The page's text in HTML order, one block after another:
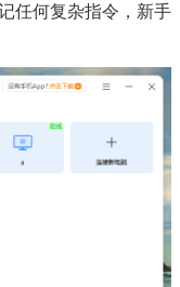
任何复杂指令，新手